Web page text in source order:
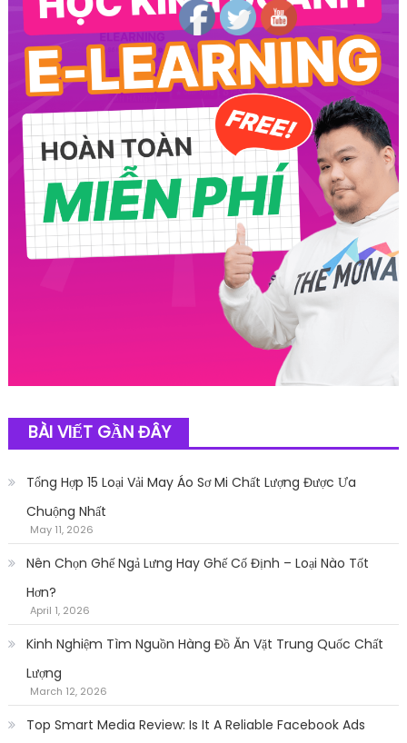
BÀI VIẾT GẦN ĐÂY
Tổng Hợp 15 Loại Vải May Áo Sơ Mi Chất Lượng Được Ưa
Chuộng Nhất
May 11, 2026
Nên Chọn Ghế Ngả Lưng Hay Ghế Cố Định – Loại Nào Tốt
Hơn?
April 1, 2026
Kinh Nghiệm Tìm Nguồn Hàng Đồ Ăn Vặt Trung Quốc Chất
Lượng
March 12, 2026
Top Smart Media Review: Is It A Reliable Facebook Ads